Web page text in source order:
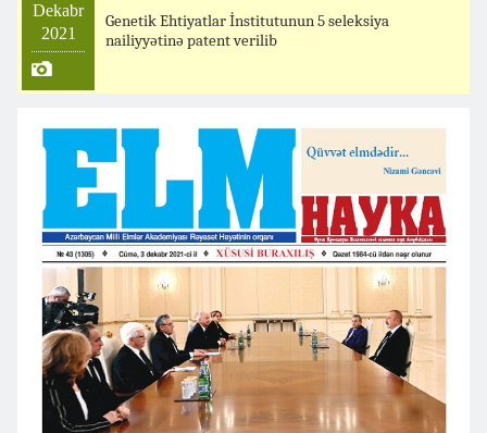
Dekabr
2021
Genetik Ehtiyatlar İnstitutunun 5 seleksiya
nailiyyətinə patent verilib